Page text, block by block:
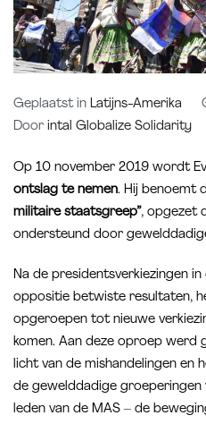
Geplaatst in Latijns-Amerika
Door intal Globalize Solidarity
Op 10 november 2019 wordt
ontslag te nemen. Hij benoemt
militaire staatsgreep”, opgezet
ondersteund door
Na de presidentsverkiezingen
oppositie betwiste resultaten,
opgeroepen tot nieuwe
komen. Aan deze oproep werd
licht van de mishandelingen en
de gewelddadige groeperingen
leden van de MAS – de